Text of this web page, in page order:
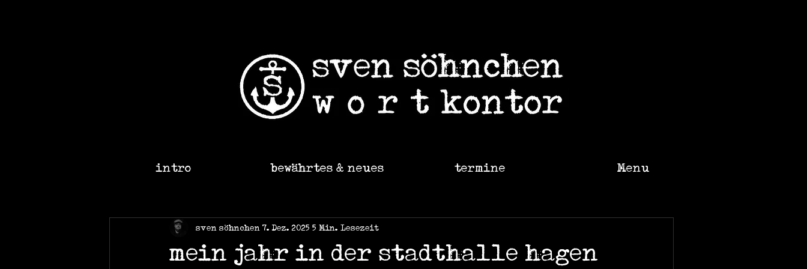
intro bewährtes & neues termine Menu
mein jahr in der stadthalle hagen
sven söhnchen 7. Dez. 2025 5 Min. Lesezeit